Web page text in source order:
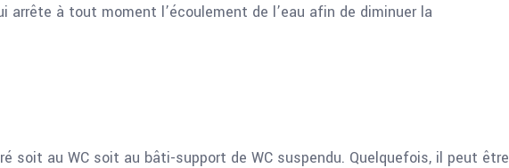
arrête à tout moment l’écoulement de l’eau afin de diminuer la
soit au WC soit au bâti-support de WC suspendu. Quelquefois, il peut être